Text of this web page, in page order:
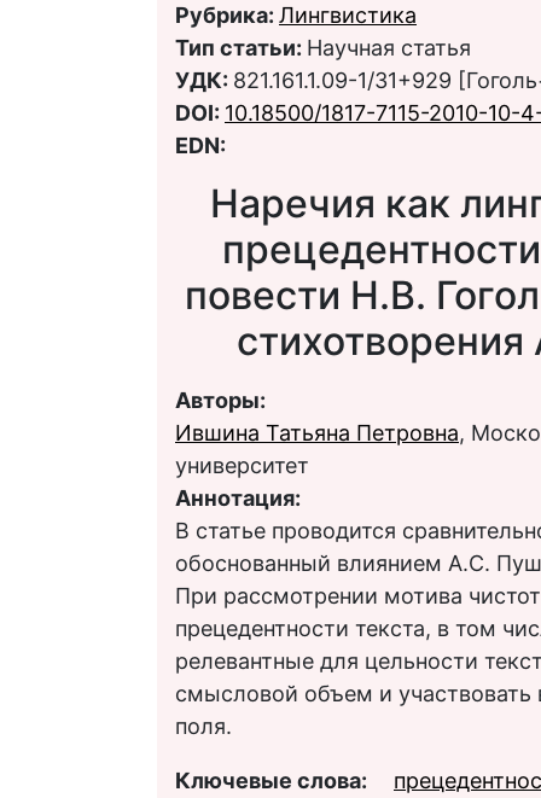
Рубрика: Лингвистика
Тип статьи: Научная статья
УДК: 821.161.1.09-1/31+929
DOI: 10.18500/1817-7115-2010-10-
EDN:
Наречия как
повести Н.В.
Авторы:
Ившина Татьяна Петровна,
университет
Аннотация:
В статье проводится
обоснованный влиянием А.С.
При рассмотрении мотива
прецедентности текста, в том
релевантные для цельности
смысловой объем и участвовать
поля.
Ключевые слова: